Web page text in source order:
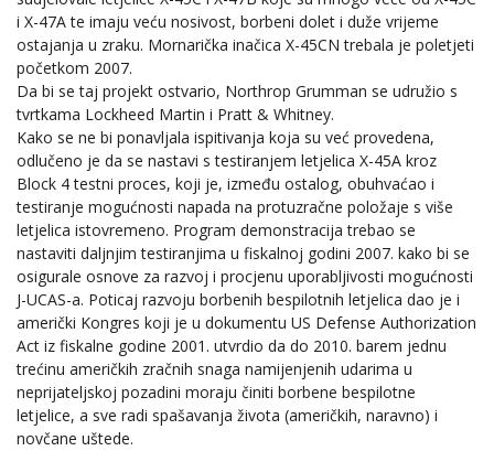
i X-47A te imaju veću nosivost, borbeni dolet i duže vrijeme
ostajanja u zraku. Mornarička inačica X-45CN trebala je poletjeti
početkom 2007.
Da bi se taj projekt ostvario, Northrop Grumman se udružio s
tvrtkama Lockheed Martin i Pratt & Whitney.
Kako se ne bi ponavljala ispitivanja koja su već provedena,
odlučeno je da se nastavi s testiranjem letjelica X-45A kroz
Block 4 testni proces, koji je, između ostalog, obuhvaćao i
testiranje mogućnosti napada na protuzračne položaje s više
letjelica istovremeno. Program demonstracija trebao se
nastaviti daljnjim testiranjima u fiskalnoj godini 2007. kako bi se
osigurale osnove za razvoj i procjenu uporabljivosti mogućnosti
J-UCAS-a. Poticaj razvoju borbenih bespilotnih letjelica dao je i
američki Kongres koji je u dokumentu US Defense Authorization
Act iz fiskalne godine 2001. utvrdio da do 2010. barem jednu
trećinu američkih zračnih snaga namijenjenih udarima u
neprijateljskoj pozadini moraju činiti borbene bespilotne
letjelice, a sve radi spašavanja života (američkih, naravno) i
novčane uštede.